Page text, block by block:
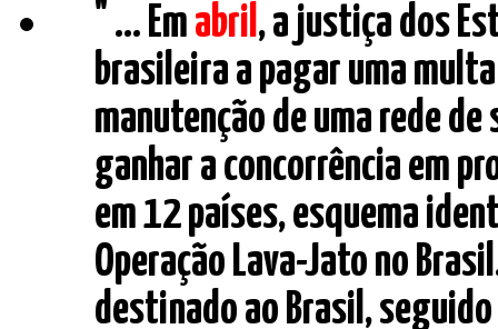
" ... Emabril, a justiça dos
brasileira a pagar uma
manutenção de uma rede
ganhar a concorrência em
em 12 países, esquema
Operação Lava-Jato no
destinado ao Brasil,